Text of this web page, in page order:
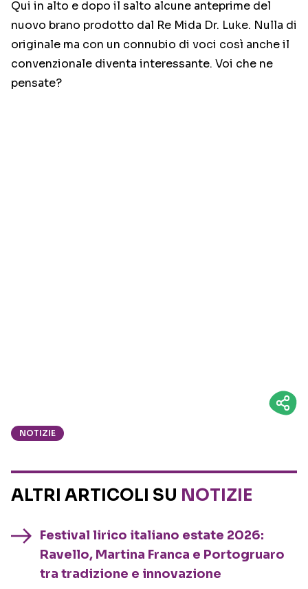
Qui in alto e dopo il salto alcune anteprime del
nuovo brano prodotto dal Re Mida Dr. Luke. Nulla di
originale ma con un connubio di voci così anche il
convenzionale diventa interessante. Voi che ne
pensate?
NOTIZIE
ALTRI ARTICOLI SU NOTIZIE
Festival lirico italiano estate 2026:
Ravello, Martina Franca e Portogruaro
tra tradizione e innovazione